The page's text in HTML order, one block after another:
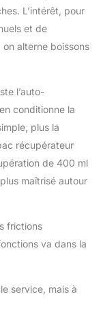
L’intérêt, pour
et de
alterne boissons
l’auto-
conditionne la
plus la
récupérateur
de 400 ml
maîtrisé autour
frictions
va dans la
service, mais à